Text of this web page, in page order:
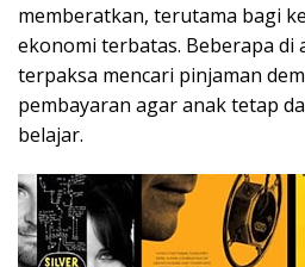
memberatkan, terutama bagi
ekonomi terbatas. Beberapa di
terpaksa mencari pinjaman
pembayaran agar anak tetap
belajar.